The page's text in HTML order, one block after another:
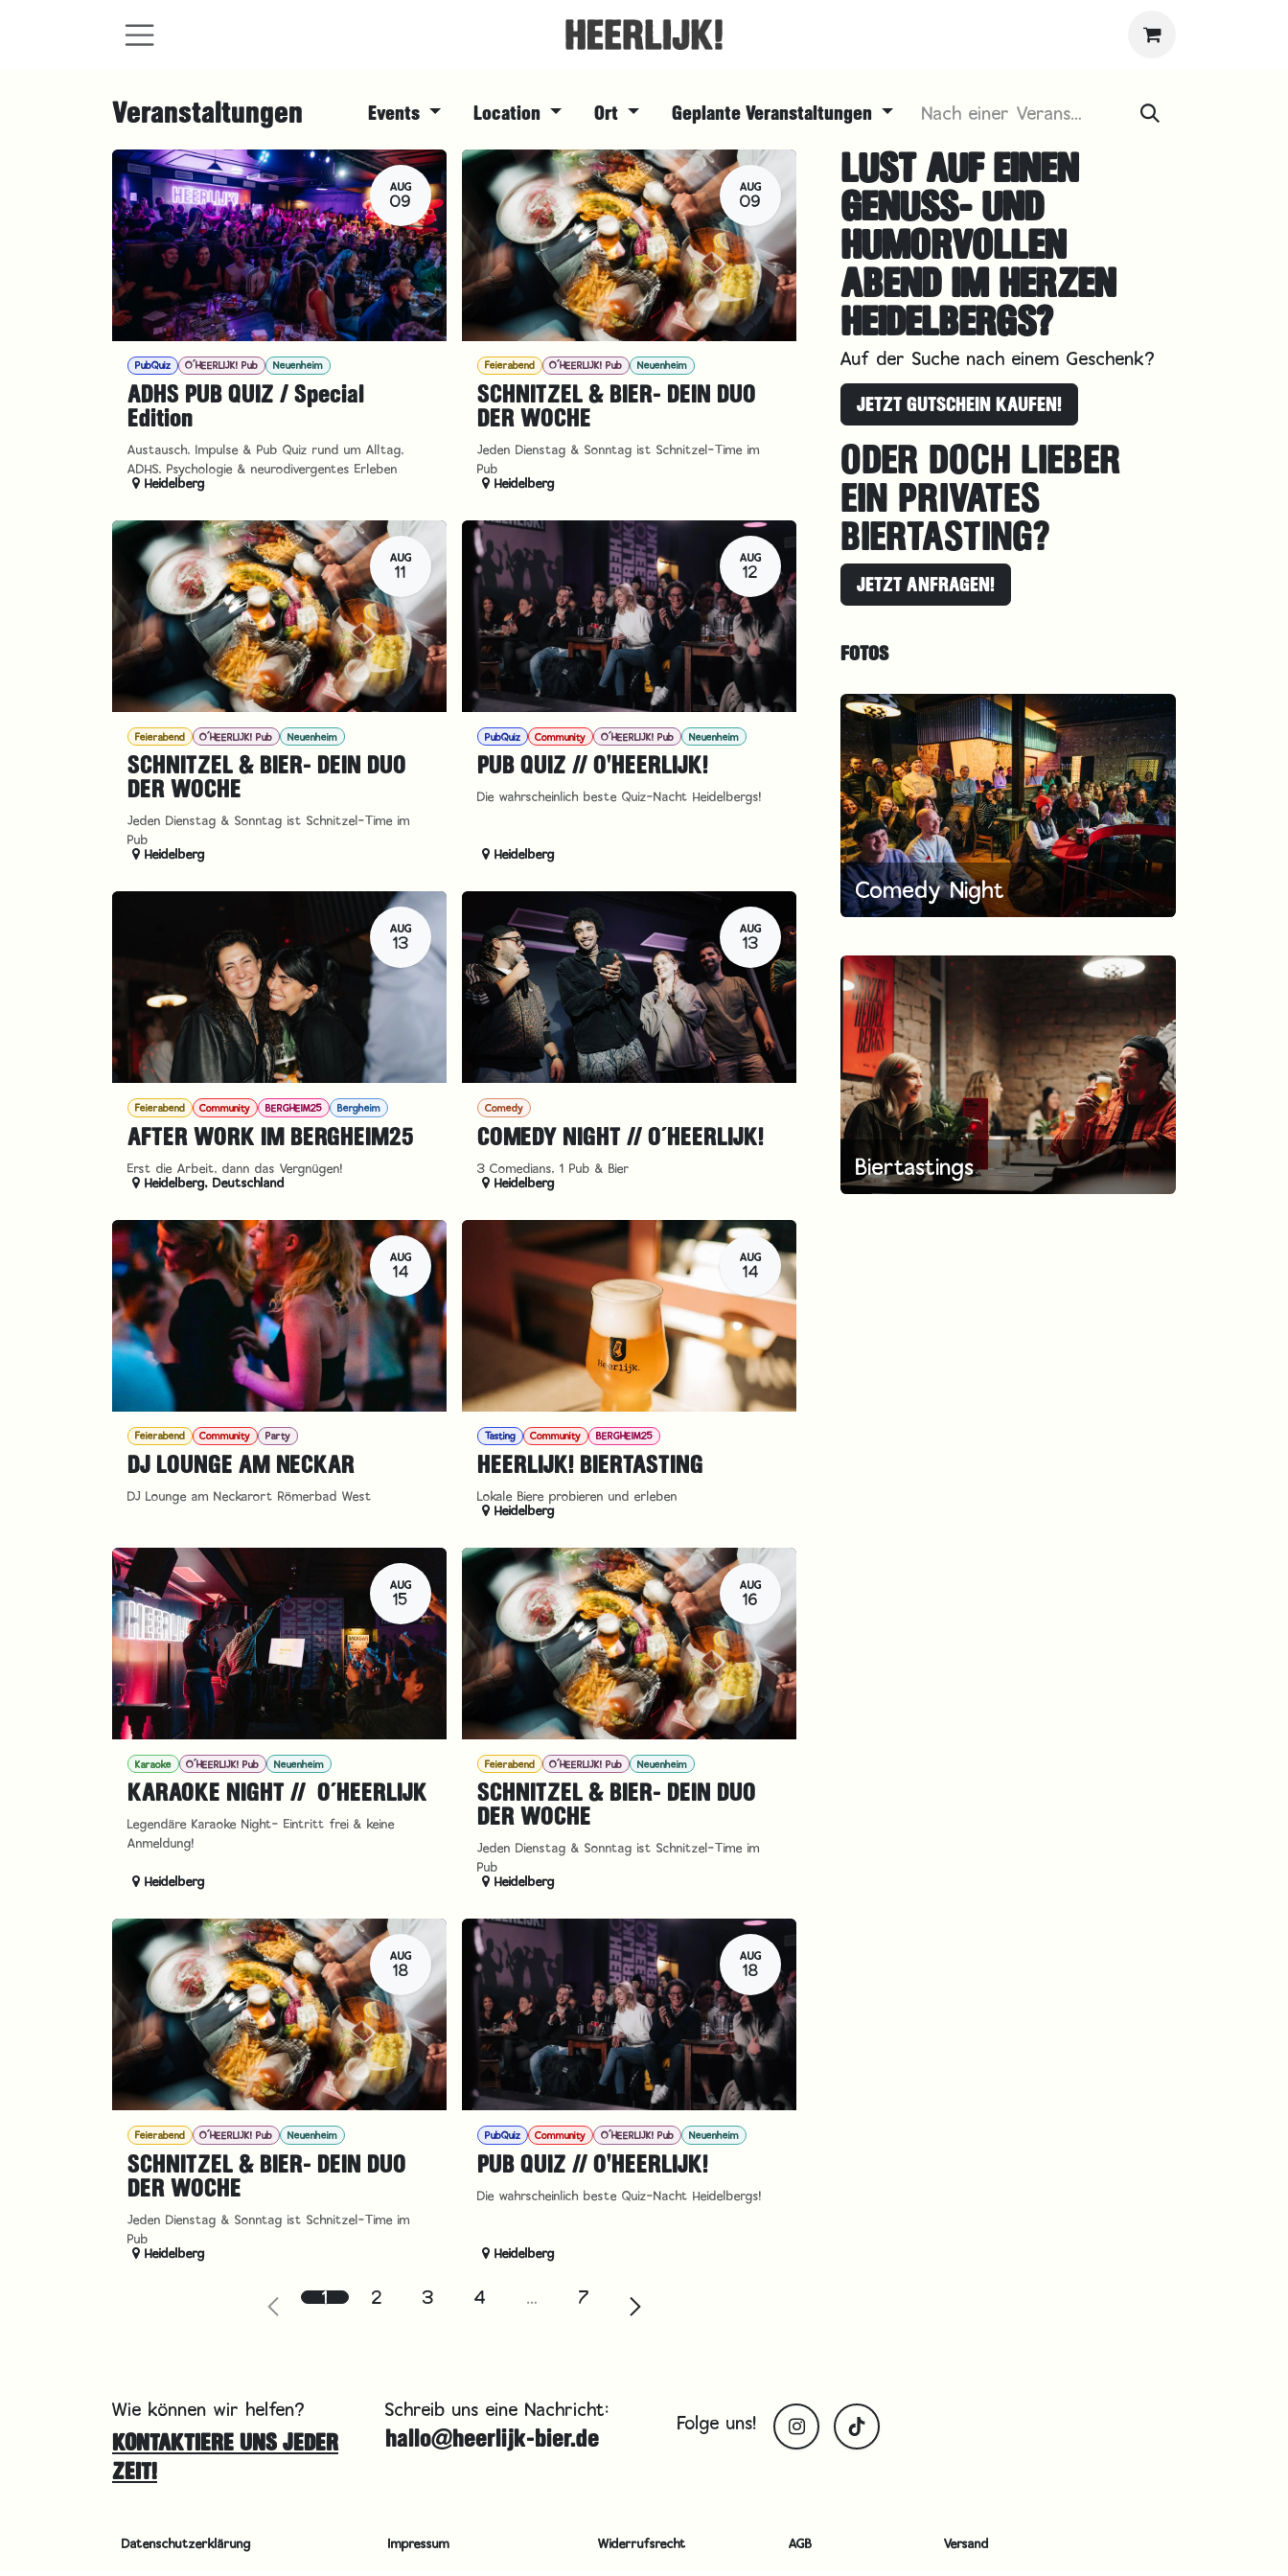
Veranstaltungen Events Location Ort Geplante Veranstaltungen
AUG
09
PubQuiz O´HEERLIJK! Pub Neuenheim
ADHS PUB QUIZ / Special
Edition
Austausch, Impulse & Pub Quiz rund um Alltag,
ADHS, Psychologie & neurodivergentes Erleben
Heidelberg
AUG
09
Feierabend O´HEERLIJK! Pub Neuenheim
SCHNITZEL & BIER- DEIN DUO
DER WOCHE
Jeden Dienstag & Sonntag ist Schnitzel-Time im
Pub
Heidelberg
AUG
11
Feierabend O´HEERLIJK! Pub Neuenheim
SCHNITZEL & BIER- DEIN DUO
DER WOCHE
Jeden Dienstag & Sonntag ist Schnitzel-Time im
Pub
Heidelberg
AUG
12
PubQuiz Community O´HEERLIJK! Pub Neuenheim
PUB QUIZ // O'HEERLIJK!
Die wahrscheinlich beste Quiz-Nacht Heidelbergs!
Heidelberg
AUG
13
Feierabend Community BERGHEIM25 Bergheim
AFTER WORK IM BERGHEIM25
Erst die Arbeit, dann das Vergnügen!
Heidelberg, Deutschland
AUG
13
Comedy
COMEDY NIGHT // O´HEERLIJK!
3 Comedians, 1 Pub & Bier
Heidelberg
AUG
14
Feierabend Community Party
DJ LOUNGE AM NECKAR
DJ Lounge am Neckarort Römerbad West
AUG
14
Tasting Community BERGHEIM25
HEERLIJK! BIERTASTING
Lokale Biere probieren und erleben
Heidelberg
AUG
15
Karaoke O´HEERLIJK! Pub Neuenheim
KARAOKE NIGHT // O´HEERLIJK
Legendäre Karaoke Night- Eintritt frei & keine
Anmeldung!
Heidelberg
AUG
16
Feierabend O´HEERLIJK! Pub Neuenheim
SCHNITZEL & BIER- DEIN DUO
DER WOCHE
Jeden Dienstag & Sonntag ist Schnitzel-Time im
Pub
Heidelberg
AUG
18
Feierabend O´HEERLIJK! Pub Neuenheim
SCHNITZEL & BIER- DEIN DUO
DER WOCHE
Jeden Dienstag & Sonntag ist Schnitzel-Time im
Pub
Heidelberg
AUG
18
PubQuiz Community O´HEERLIJK! Pub Neuenheim
PUB QUIZ // O'HEERLIJK!
Die wahrscheinlich beste Quiz-Nacht Heidelbergs!
Heidelberg
1 2 3 4 … 7
LUST AUF EINEN
GENUSS- UND
HUMORVOLLEN
ABEND IM HERZEN
HEIDELBERGS?
Auf der Suche nach einem Geschenk?
JETZT GUTSCHEIN KAUFEN!
ODER DOCH LIEBER
EIN PRIVATES
BIERTASTING?
JETZT ANFRAGEN!
FOTOS
Comedy Night
Biertastings
Wie können wir helfen?
KONTAKTIERE UNS JEDER
ZEIT!
Schreib uns eine Nachricht:
hallo@heerlijk-bier.de
Folge uns!
Impressum Widerrufsrecht AGB
Datenschutzerklärung Versand